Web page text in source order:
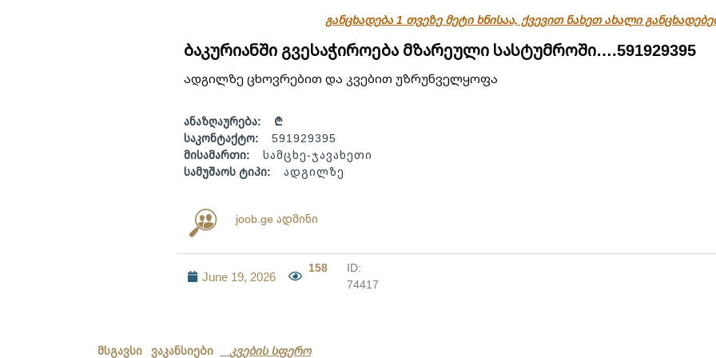
განცხადება 1 თვეზე მეტი ხნისაა, ქვევით ნახეთ ახალი
ბაკურიანში გვესაჭიროება მზარეული სასტუმროში….591929395
ადგილზე ცხოვრებით და კვებით უზრუნველყოფა
ანაზღაურება:
₾
საკონტაქტო:
591929395
მისამართი:
სამცხე-ჯავახეთი
სამუშაოს ტიპი:
ადგილზე
joob.ge ადმინი
June 19, 2026
158
ID:
74417
მსგავსი ვაკანსიები კვების სფერო